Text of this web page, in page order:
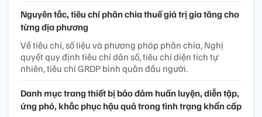
Nguyên tắc, tiêu chí phân chia thuế giá trị gia tăng cho
từng địa phương
Về tiêu chí, số liệu và phương pháp phân chia, Nghị
quyết quy định tiêu chí dân số, tiêu chí diện tích tự
nhiên, tiêu chí GRDP bình quân đầu người.
Danh mục trang thiết bị bảo đảm huấn luyện, diễn tập,
ứng phó, khắc phục hậu quả trong tình trạng khẩn cấp